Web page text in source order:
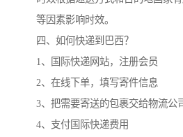
等因素影响时效。
四、如何快递到巴西？
1、国际快递网站，注册会员
2、在线下单，填写寄件信息
3、把需要寄送的包裹交给物流公
4、支付国际快递费用